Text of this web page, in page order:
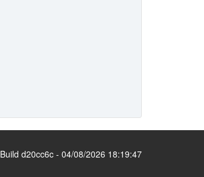
Build d20cc6c - 04/08/2026 18:19:47